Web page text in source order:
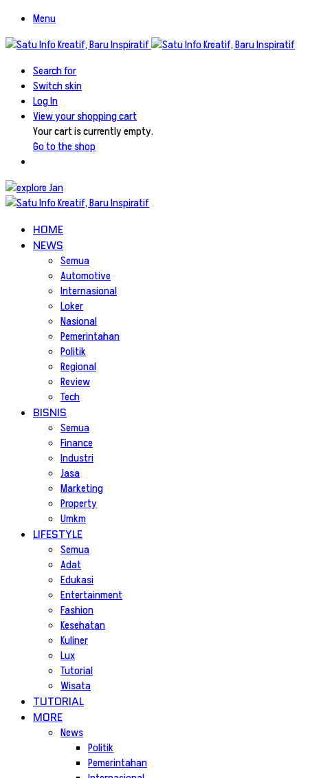
Menu
Search for
Switch skin
Log In
View your shopping cart
Your cart is currently empty.
Go to the shop
HOME
NEWS
Semua
Automotive
Internasional
Loker
Nasional
Pemerintahan
Politik
Regional
Review
Tech
BISNIS
Semua
Finance
Industri
Jasa
Marketing
Property
Umkm
LIFESTYLE
Semua
Adat
Edukasi
Entertainment
Fashion
Kesehatan
Kuliner
Lux
Tutorial
Wisata
TUTORIAL
MORE
News
Politik
Pemerintahan